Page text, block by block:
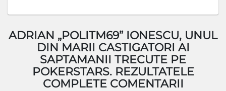
ADRIAN „POLITM69” IONESCU, UNUL
DIN MARII CASTIGATORI AI
SAPTAMANII TRECUTE PE
POKERSTARS. REZULTATELE
COMPLETE COMENTARII